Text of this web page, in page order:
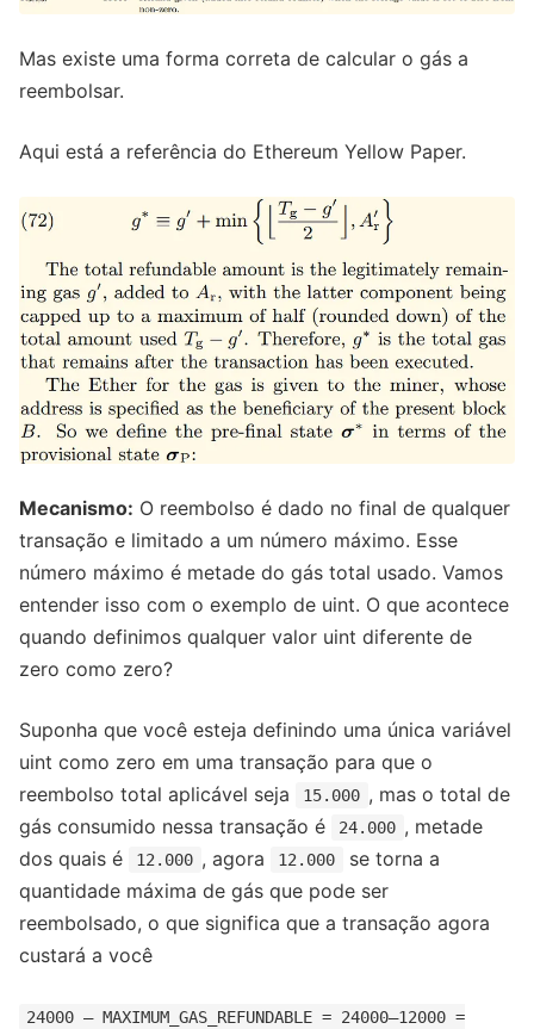
Mas existe uma forma correta de calcular o gás a
reembolsar.
Aqui está a referência do Ethereum Yellow Paper.
Mecanismo: O reembolso é dado no final de qualquer
transação e limitado a um número máximo. Esse
número máximo é metade do gás total usado. Vamos
entender isso com o exemplo de uint. O que acontece
quando definimos qualquer valor uint diferente de
zero como zero?
Suponha que você esteja definindo uma única variável
uint como zero em uma transação para que o
reembolso total aplicável seja
15.000 , mas o total de
gás consumido nessa transação é
24.000 , metade
dos quais é
12.000 , agora 12.000
se torna a
quantidade máxima de gás que pode ser
reembolsado, o que significa que a transação agora
custará a você
24000 — MAXIMUM_GAS_REFUNDABLE = 24000–12000 =